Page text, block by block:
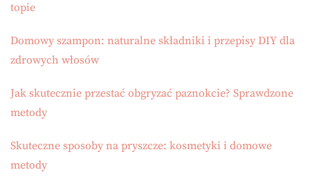
topie
Domowy szampon: naturalne składniki i przepisy DIY dla
zdrowych włosów
Jak skutecznie przestać obgryzać paznokcie? Sprawdzone
metody
Skuteczne sposoby na pryszcze: kosmetyki i domowe
metody